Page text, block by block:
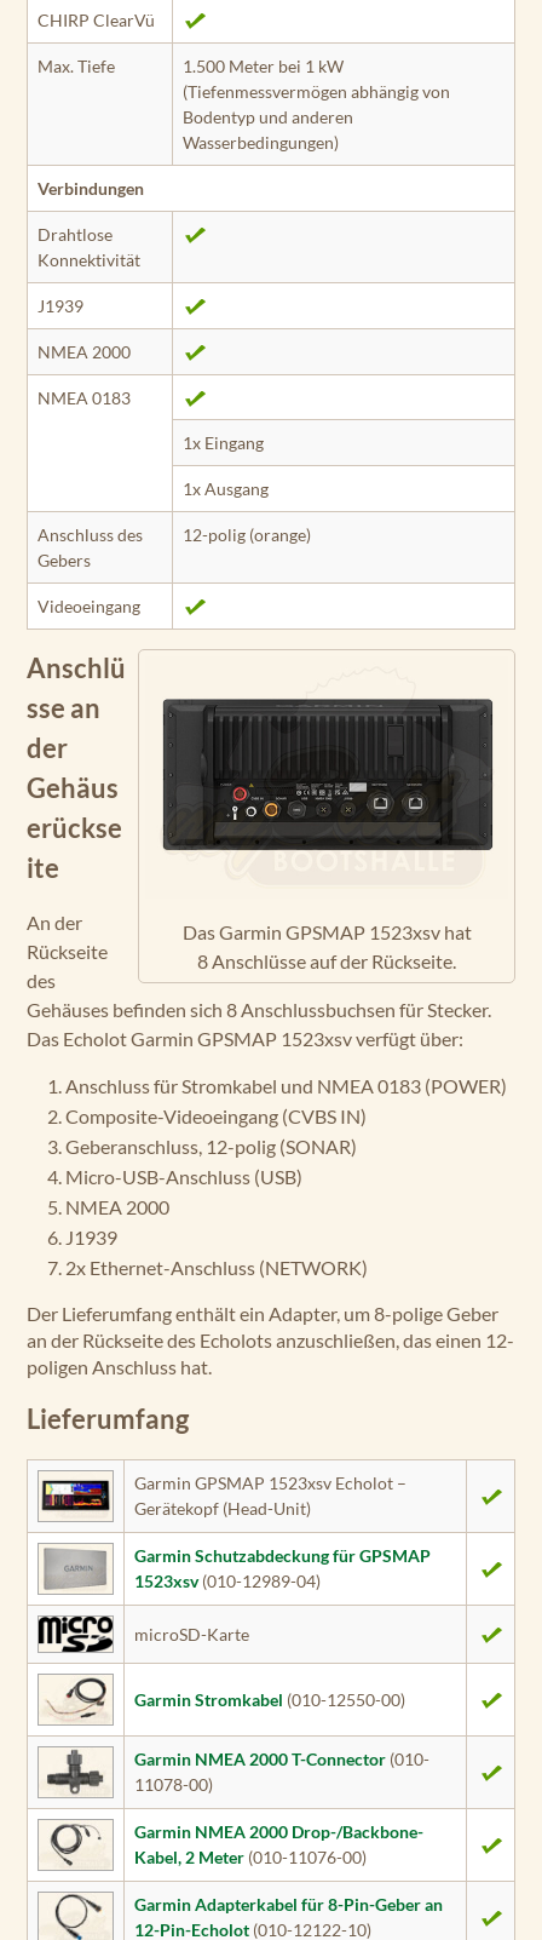
CHIRP ClearVü
Max. Tiefe
1.500 Meter bei 1 kW
(Tiefenmessvermögen abhängig von
Bodentyp und anderen
Wasserbedingungen)
Verbindungen
Drahtlose
Konnektivität
J1939
NMEA 2000
NMEA 0183
1x Eingang
1x Ausgang
Anschluss des
Gebers
12-polig (orange)
Videoeingang
Das Garmin GPSMAP 1523xsv hat
8 Anschlüsse auf der Rückseite.
Anschlü
sse an
der
Gehäus
erückse
ite
An der
Rückseite
des
Gehäuses befinden sich 8 Anschlussbuchsen für Stecker.
Das Echolot Garmin GPSMAP 1523xsv verfügt über:
Anschluss für Stromkabel und NMEA 0183 (POWER)
Composite-Videoeingang (CVBS IN)
Geberanschluss, 12-polig (SONAR)
Micro-USB-Anschluss (USB)
NMEA 2000
J1939
2x Ethernet-Anschluss (NETWORK)
Der Lieferumfang enthält ein Adapter, um 8-polige Geber
an der Rückseite des Echolots anzuschließen, das einen 12-
poligen Anschluss hat.
Lieferumfang
Garmin GPSMAP 1523xsv Echolot –
Gerätekopf (Head-Unit)
Garmin Schutzabdeckung für GPSMAP
1523xsv(010-12989-04)
microSD-Karte
Garmin Stromkabel (010-12550-00)
Garmin NMEA 2000 T-Connector (010-
11078-00)
Garmin NMEA 2000 Drop-/Backbone-
Kabel, 2 Meter (010-11076-00)
Garmin Adapterkabel für 8-Pin-Geber an
12-Pin-Echolot (010-12122-10)